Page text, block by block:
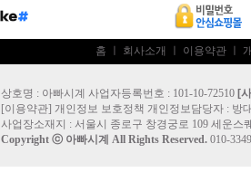
홈 회사소개 이용약관
상호명 : 아빠시계 사업자등록번호 : 101-10-72510 [
[이용약관] 개인정보 보호정책 개인정보담당자 : 방
사업장소재지 : 서울시 종로구 창경궁로 109 세운스
Copyright ⓒ 아빠시계 All Rights Reserved. 010-